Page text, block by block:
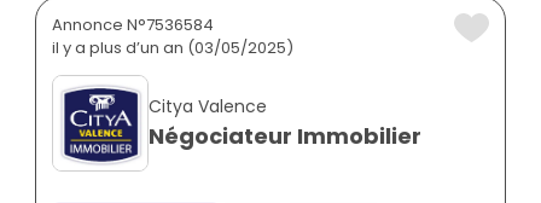
Annonce N°7536584
il y a plus d’un an (03/05/2025)
Citya Valence
Négociateur Immobilier